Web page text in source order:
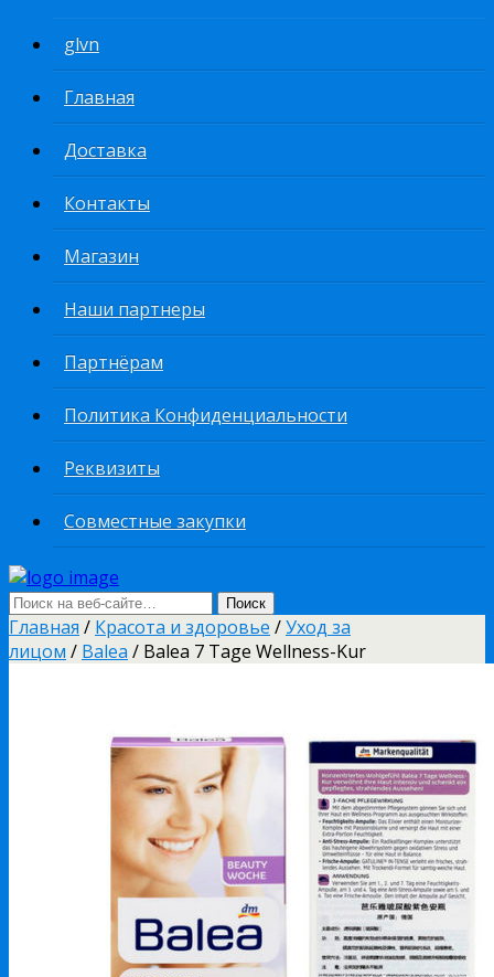
glvn
Главная
Доставка
Контакты
Магазин
Наши партнеры
Партнёрам
Политика Конфиденциальности
Реквизиты
Совместные закупки
Главная / Красота и здоровье /Уход за
лицом / Balea / Balea 7 Tage Wellness-Kur